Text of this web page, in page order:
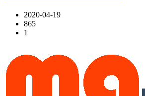
2020-04-19
865
1